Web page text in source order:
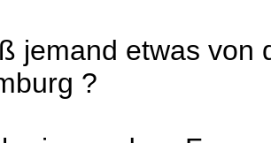
jemand etwas von
?